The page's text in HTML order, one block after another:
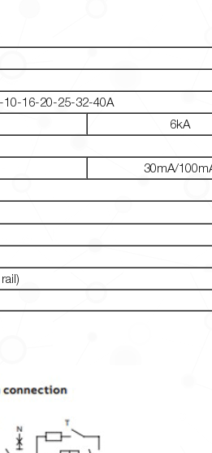
10-16-20-25-32-40A
6kA
30mA/